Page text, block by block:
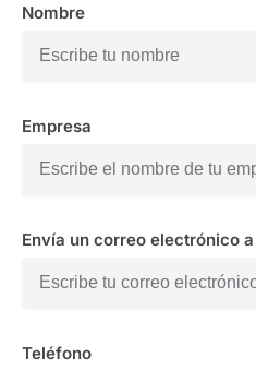
Nombre
Empresa
Envía un correo electrónico a
Teléfono